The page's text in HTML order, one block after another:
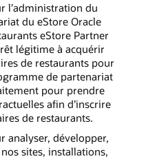
l’administration du
du eStore Oracle
eStore Partner
légitime à acquérir
de restaurants pour
de partenariat
pour prendre
afin d’inscrire
de restaurants.
analyser, développer,
sites, installations,